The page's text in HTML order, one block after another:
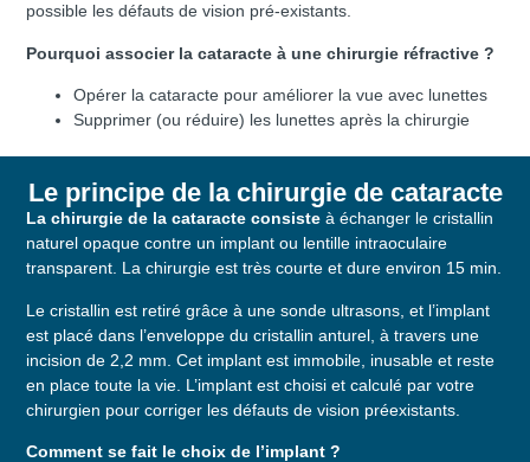
possible les défauts de vision pré-existants.
Pourquoi associer la cataracte à une chirurgie réfractive ?
Opérer la cataracte pour améliorer la vue avec lunettes
Supprimer (ou réduire) les lunettes après la chirurgie
Le principe de la chirurgie de cataracte
La chirurgie de la cataracte consiste à échanger le cristallin
naturel opaque contre un implant ou lentille intraoculaire
transparent. La chirurgie est très courte et dure environ 15 min.
Le cristallin est retiré grâce à une sonde ultrasons, et l’implant
est placé dans l’enveloppe du cristallin anturel, à travers une
incision de 2,2 mm. Cet implant est immobile, inusable et reste
en place toute la vie. L’implant est choisi et calculé par votre
chirurgien pour corriger les défauts de vision préexistants.
Comment se fait le choix de l’implant ?